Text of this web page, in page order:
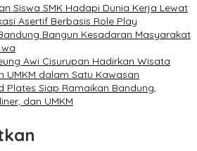
Siswa SMK Hadapi Dunia Kerja Lewat
Asertif Berbasis Role Play
Bangun Kesadaran Masyarakat
Awi Cisurupan Hadirkan Wisata
UMKM dalam Satu Kawasan
Plates Siap Ramaikan Bandung,
dan UMKM